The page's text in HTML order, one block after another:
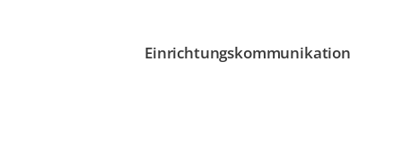
Einrichtungskommunikation